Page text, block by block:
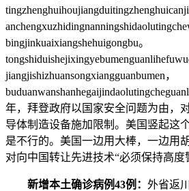
bingjinkuaixiangshehuigongbu。
jiangjishizhuansongxiangguanbumen，
年，拜登政府以国家安全问题为由，
导体制造设备施加限制。美国竖起这
是不行的。美国一边用大棒，一边用
对向中国转让先进技术“必须保持高度
新增本土确诊病例43例： 外省返